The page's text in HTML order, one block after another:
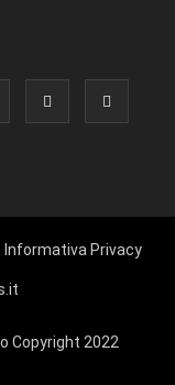
Informativa Privacy
Copyright 2022